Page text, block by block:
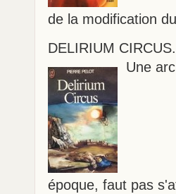
de la modification
DELIRIUM
Une
époque, faut pas